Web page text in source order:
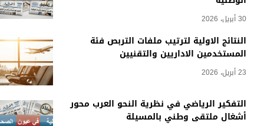
30 أبريل، 2026
النتائج الاولية لترتيب ملفات التربص فئة
المستخدمين الاداريين والتقنيين
23 أبريل، 2026
التفكير الرياضي في نظرية النحو العرب محور
أشغال ملتقى وطني بالمسيلة